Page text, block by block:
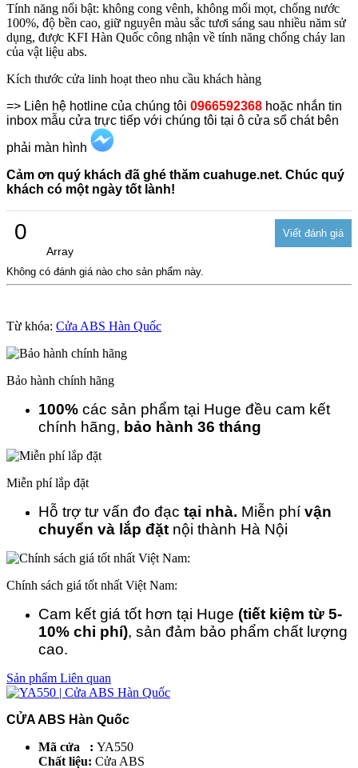
Tính năng nổi bật: không cong vênh, không mối mọt, chống nước
100%, độ bền cao, giữ nguyên màu sắc tươi sáng sau nhiều năm sử
dụng, được KFI Hàn Quốc công nhận về tính năng chống cháy lan
của vật liệu abs.
Kích thước cửa linh hoạt theo nhu cầu khách hàng
=> Liên hệ hotline của chúng tôi 0966592368 hoặc nhắn tin
inbox mẫu cửa trực tiếp với chúng tôi tại ô cửa sổ chát bên
phải màn hình
Cảm ơn quý khách đã ghé thăm cuahuge.net. Chúc quý
khách có một ngày tốt lành!
0
Array
Không có đánh giá nào cho sản phẩm này.
Từ khóa: Cửa ABS Hàn Quốc
Bảo hành chính hãng
100% các sản phẩm tại Huge đều cam kết
chính hãng, bảo hành 36 tháng
Miễn phí lắp đặt
Hỗ trợ tư vấn đo đạc tại nhà. Miễn phí vận
chuyển và lắp đặt nội thành Hà Nội
Chính sách giá tốt nhất Việt Nam:
Cam kết giá tốt hơn tại Huge (tiết kiệm từ 5-
10% chi phí), sản đảm bảo phẩm chất lượng
cao.
Sản phẩm Liên quan
CỬA ABS Hàn Quốc
Mã cửa : YA550
Chất liệu: Cửa ABS